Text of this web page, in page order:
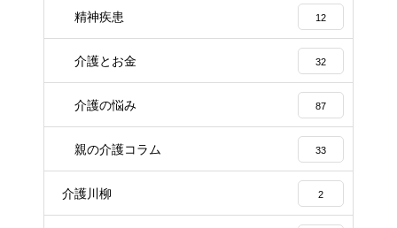
精神疾患 12
介護とお金 32
介護の悩み 87
親の介護コラム 33
介護川柳 2